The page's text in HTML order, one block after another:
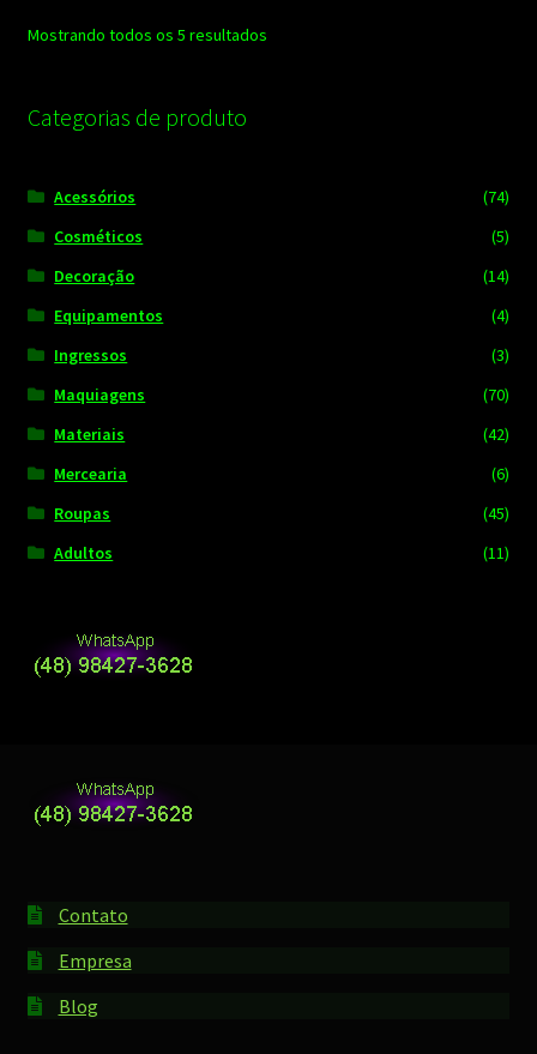
Mostrando todos os 5 resultadosClassificado
Categorias de produto
Acessórios
(74)
Cosméticos
(5)
Decoração
(14)
Equipamentos
(4)
Ingressos
(3)
Maquiagens
(70)
Materiais
(42)
Mercearia
(6)
Roupas
(45)
Adultos
(11)
Contato
Empresa
Blog